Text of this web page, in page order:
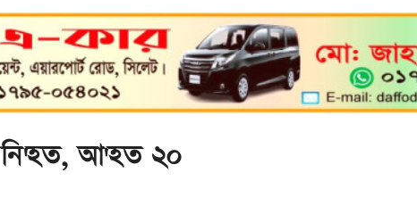
নি'হত, আ'হত ২০